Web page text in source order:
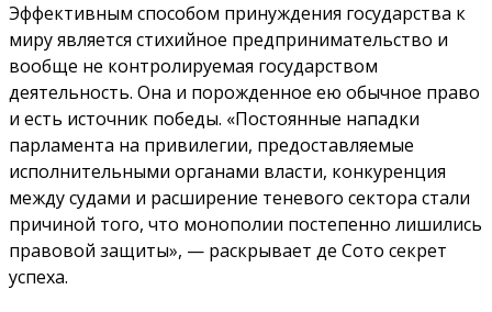
Эффективным способом принуждения государства к
миру является стихийное предпринимательство и
вообще не контролируемая государством
деятельность. Она и порожденное ею обычное право
и есть источник победы. «Постоянные нападки
парламента на привилегии, предоставляемые
исполнительными органами власти, конкуренция
между судами и расширение теневого сектора стали
причиной того, что монополии постепенно лишились
правовой защиты», — раскрывает де Сото секрет
успеха.